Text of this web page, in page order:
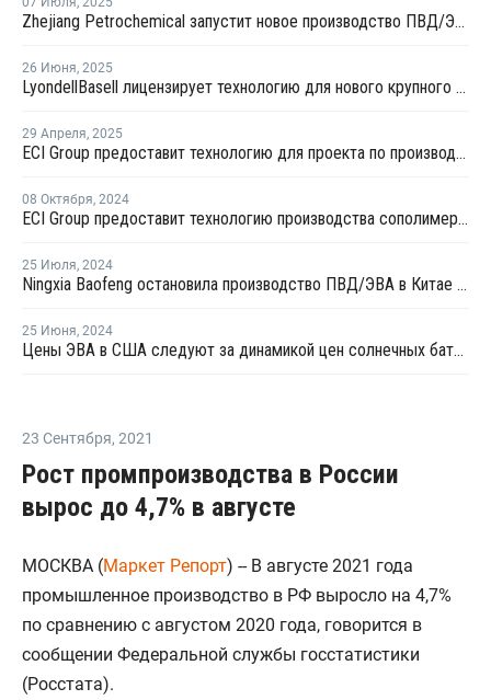
Zhejiang Petrochemical запустит новое производство ПВД/ЭВА в первом квартале 2026 года
26 Июня, 2025
LyondellBasell лицензирует технологию для нового крупного китайского полиолефинового комплекса
29 Апреля, 2025
ECI Group предоставит технологию для проекта по производству сополимеров в Китае
08 Октября, 2024
ECI Group предоставит технологию производства сополимеров для китайской Shaanxi Yanchang
25 Июля, 2024
Ningxia Baofeng остановила производство ПВД/ЭВА в Китае на ремонт
25 Июня, 2024
Цены ЭВА в США следуют за динамикой цен солнечных батарей
23 Сентября, 2021
Рост промпроизводства в России
вырос до 4,7% в августе
МОСКВА (Маркет Репорт) -- В августе 2021 года
промышленное производство в РФ выросло на 4,7%
по сравнению с августом 2020 года, говорится в
сообщении Федеральной службы госстатистики
(Росстата).